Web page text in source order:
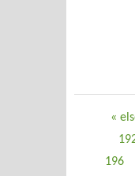
Oldalak
«
196